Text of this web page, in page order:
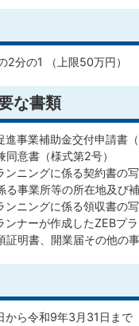
2分の1 （上限50万円）
な書類
進事業補助金交付申請書（
同意書（様式第2号）
ンニングに係る契約書の
る事業所等の所在地及び
ンニングに係る領収書の
ンナーが作成したZEBプ
証明書、開業届その他の
から令和9年3月31日まで